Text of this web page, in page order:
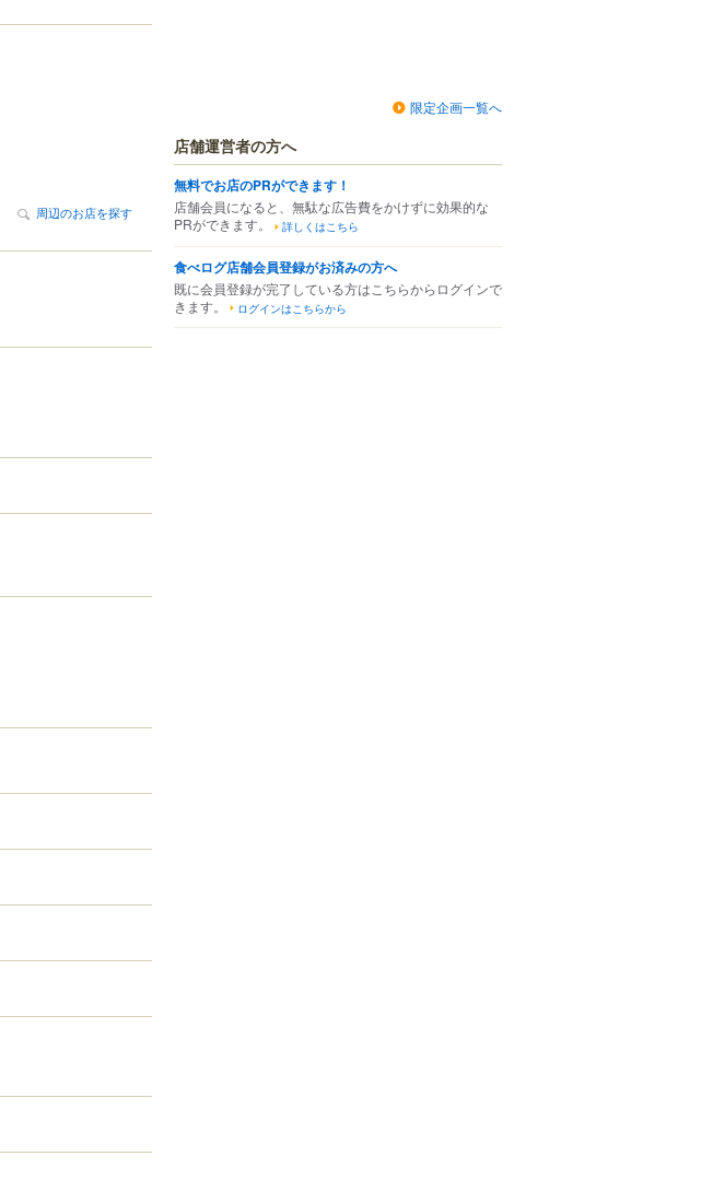
周辺のお店を探す
限定企画一覧へ
店舗運営者の方へ
無料でお店のPRができます！
店舗会員になると、無駄な広告費をかけずに効果的な
PRができます。
詳しくはこちら
食べログ店舗会員登録がお済みの方へ
既に会員登録が完了している方はこちらからログインで
きます。
ログインはこちらから